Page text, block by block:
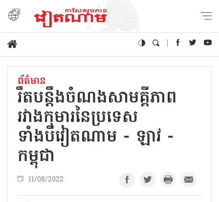
ព័ត៌មាន
រឹតបន្តឹងចំណងសាមគ្គីភាព
រវាងកុមារនៃប្រទេស
ទាំងបីវៀតណាម - ឡាវ -
កម្ពុជា
11/08/2022